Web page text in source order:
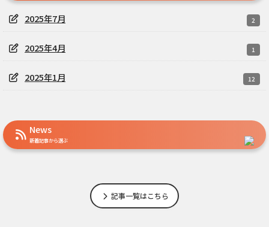
2025年7月 2
2025年4月 1
2025年1月 12
News
新着記事から選ぶ
記事一覧はこちら